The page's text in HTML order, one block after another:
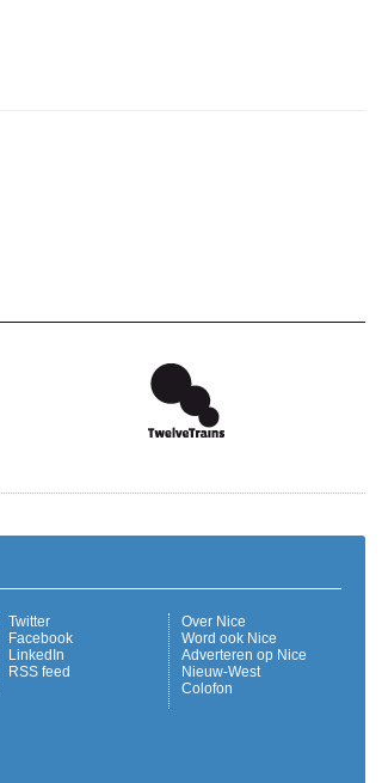
Over Nice
Word ook Nice
Adverteren op Nice
Nieuw-West
Colofon
Twitter
Facebook
LinkedIn
RSS feed